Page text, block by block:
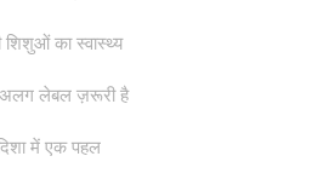
का स्वास्थ्य
अलग लेबल ज़रूरी है
में एक पहल